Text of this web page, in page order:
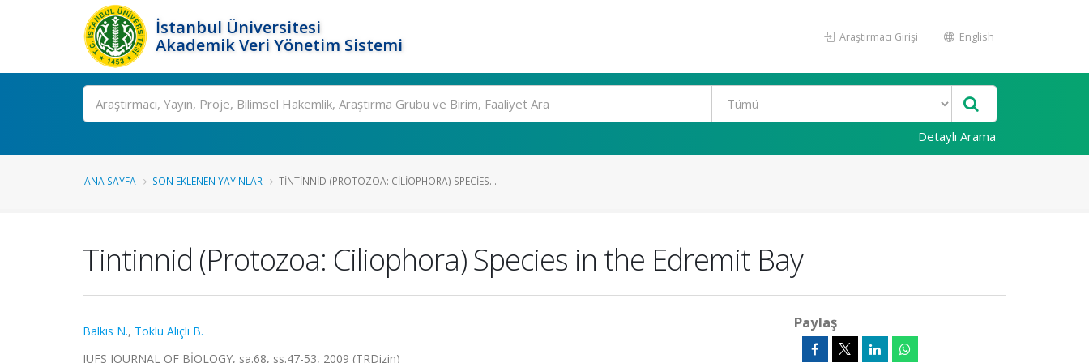
İstanbul Üniversitesi
Akademik Veri Yönetim Sistemi
Araştırmacı Girişi English
Ara
Detaylı Arama
ANA SAYFA SON EKLENEN YAYINLAR TINTINNID (PROTOZOA: CILIOPHORA) SPECIES...
Tintinnid (Protozoa: Ciliophora) Species in the Edremit Bay
Balkıs N., Toklu Alıçlı B.
IUFS JOURNAL OF BİOLOGY, sa.68, ss.47-53, 2009 (TRDizin)
Paylaş